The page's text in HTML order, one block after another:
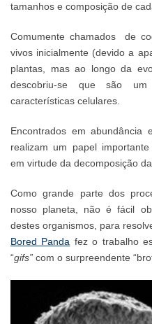
tamanhos e composição de
Comumente chamados de
vivos inicialmente (devido a
plantas, mas ao longo da
descobriu-se que são
características celulares.
Encontrados em abundância
realizam um papel
em virtude da decomposição
Como grande parte dos
nosso planeta, não é fácil
destes organismos, para
Bored Panda fez o trabalho
“gifs” com o surpreendente